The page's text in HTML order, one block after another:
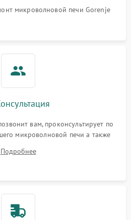
1000 ₽
микроволновой печи Gorenje
вам, проконсультирует по
микроволновой печи а также
Подробнее